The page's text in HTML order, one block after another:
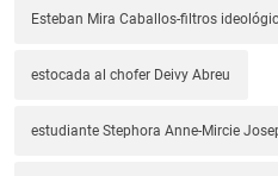
Esteban Mira Caballos-filtros
estocada al chofer Deivy Abreu
estudiante Stephora Anne-Mircie